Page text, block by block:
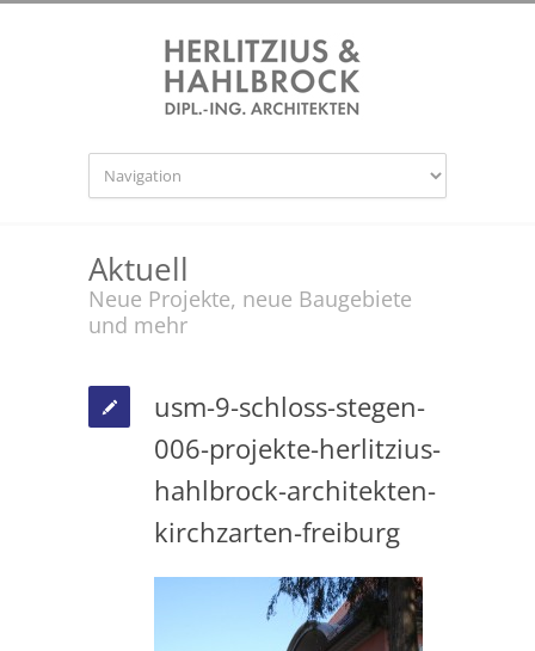
Aktuell
Neue Projekte, neue Baugebiete
und mehr
usm-9-schloss-stegen-
006-projekte-herlitzius-
hahlbrock-architekten-
kirchzarten-freiburg